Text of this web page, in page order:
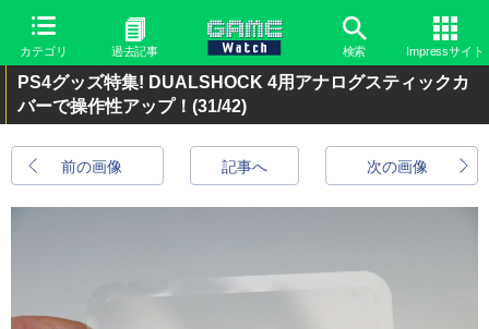
カテゴリ 過去記事 検索 Impressサイト
PS4グッズ特集! DUALSHOCK 4用アナログスティックカ
バーで操作性アップ！ (31/42)
前の画像 次の画像
記事へ